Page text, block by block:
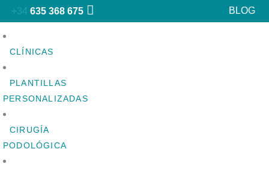
+34 635 368 675 BLOG
CLÍNICAS
PLANTILLAS
PERSONALIZADAS
CIRUGÍA
PODOLÓGICA